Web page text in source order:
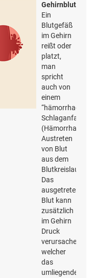
Gehirnblutung:
Ein
Blutgefäß
im Gehirn
reißt oder
platzt,
man
spricht
auch von
einem
Schlaganfall
(Hämorrhagie=
Austreten
von Blut
aus dem
Blutkreislauf).
Das
ausgetretene
Blut kann
zusätzlich
im Gehirn
Druck
verursachen,
welcher
das
umliegende